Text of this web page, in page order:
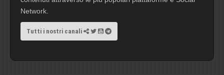
Network.
Tutti i nostri canali